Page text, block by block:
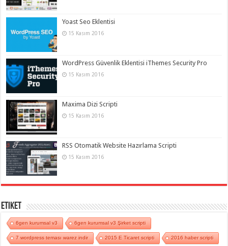
Yoast Seo Eklentisi
15 Kasım 2016
WordPress Güvenlik Eklentisi iThemes Security Pro
15 Kasım 2016
Maxima Dizi Scripti
15 Kasım 2016
RSS Otomatik Website Hazırlama Scripti
15 Kasım 2016
Etiket
6gen kurumsal v3 6gen kurumsal v3 Şirket scripti
7 wordpress teması warez indir 2015 E Ticaret scripti 2016 haber scripti